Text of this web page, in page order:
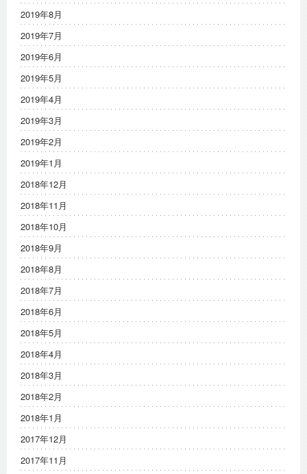
2019年8月
2019年7月
2019年6月
2019年5月
2019年4月
2019年3月
2019年2月
2019年1月
2018年12月
2018年11月
2018年10月
2018年9月
2018年8月
2018年7月
2018年6月
2018年5月
2018年4月
2018年3月
2018年2月
2018年1月
2017年12月
2017年11月